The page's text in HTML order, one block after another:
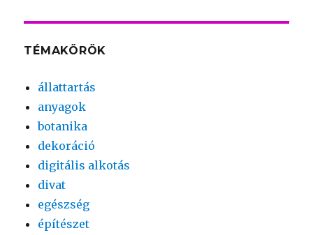
TÉMAKÖRÖK
állattartás
anyagok
botanika
dekoráció
digitális alkotás
divat
egészség
építészet